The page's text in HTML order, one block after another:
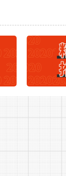
一金)同时按照